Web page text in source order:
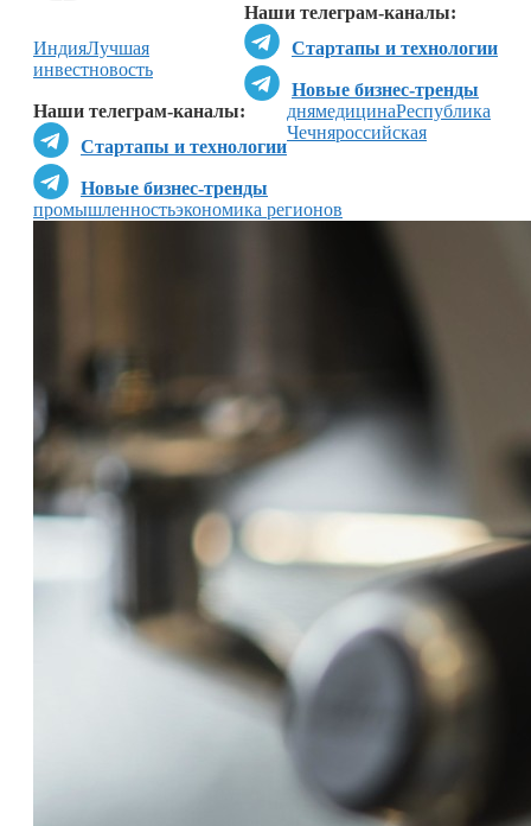
Наши телеграм-каналы:
Стартапы и технологии
Новые бизнес-тренды
Наши телеграм-каналы:
Стартапы и технологии
Новые бизнес-тренды
ИндияЛучшая
инвестновость
днямедицинаРеспублика
Чечняроссийская
промышленностьэкономика регионов